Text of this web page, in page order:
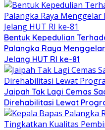
Bentuk Kepedulian
Palangka Raya
Jelang HUT RI ke-81
Jaipah Tak Lagi Cemas
Direhabilitasi Lewat